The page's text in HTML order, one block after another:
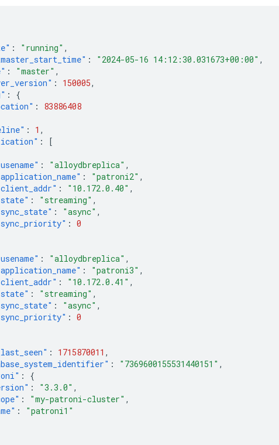
: "running" ,
: "2024-05-16 14:12:30.031673+00:00" ,
: "master" ,
: 150005,
:
{
:
83886408
: 1 ,
:
[
: "alloydbreplica" ,
: "patroni2" ,
: "10.172.0.40" ,
: "streaming" ,
: "async" ,
: 0
: "alloydbreplica" ,
: "patroni3" ,
: "10.172.0.41" ,
: "streaming" ,
: "async" ,
: 0
: 1715870011 ,
: "7369600155531440151" ,
:
{
: "3.3.0" ,
: "my-patroni-cluster" ,
:
"patroni1"